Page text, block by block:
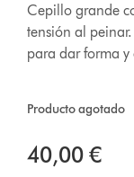
Cepillo grande
tensión al
para dar forma y
Producto agotado
40,00 €